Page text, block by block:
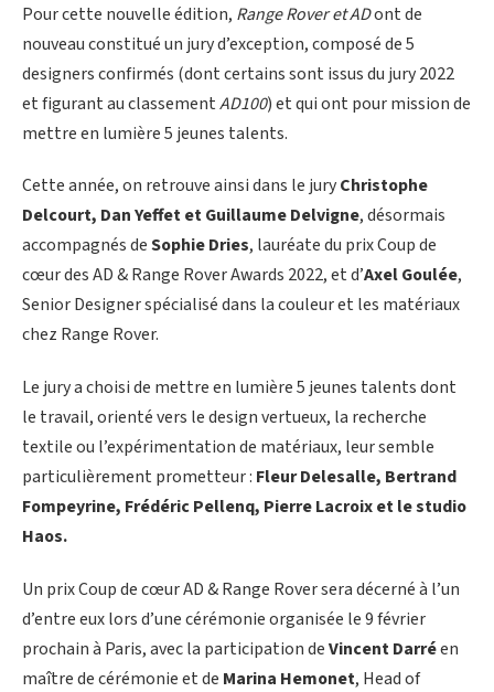
Pour cette nouvelle édition, Range Rover et ADont de
nouveau constitué un jury d’exception, composé de 5
designers confirmés (dont certains sont issus du jury 2022
et figurant au classementAD100) et qui ont pour mission de
mettre en lumière 5 jeunes talents.
Cette année, on retrouve ainsi dans le juryChristophe
Delcourt, Dan Yeffet et Guillaume Delvigne, désormais
accompagnés deSophie Dries, lauréate du prix Coup de
cœur des AD & Range Rover Awards 2022, et d’Axel Goulée,
Senior Designer spécialisé dans la couleur et les matériaux
chez Range Rover.
Le jury a choisi de mettre en lumière 5 jeunes talents dont
le travail, orienté vers le design vertueux, la recherche
textile ou l’expérimentation de matériaux, leur semble
particulièrement prometteur : Fleur Delesalle, Bertrand
Fompeyrine, Frédéric Pellenq, Pierre Lacroix et le studio
Haos.
Un prix Coup de cœur AD & Range Rover sera décerné à l’un
d’entre eux lors d’une cérémonie organisée le 9 février
prochain à Paris, avec la participation deVincent Darréen
maître de cérémonie et de Marina Hemonet, Head of